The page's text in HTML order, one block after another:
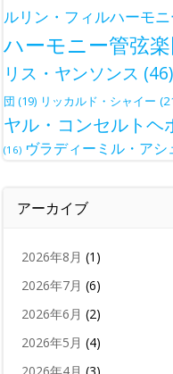
ルリン・フィルハーモ
ハーモニー管弦
リス・ヤンソンス (46)
団 (19) リッカルド・シャイー
ヤル・コンセルトヘ
(16) ヴラディーミル・アシ
アーカイブ
2026年8月 (1)
2026年7月 (6)
2026年6月 (2)
2026年5月 (4)